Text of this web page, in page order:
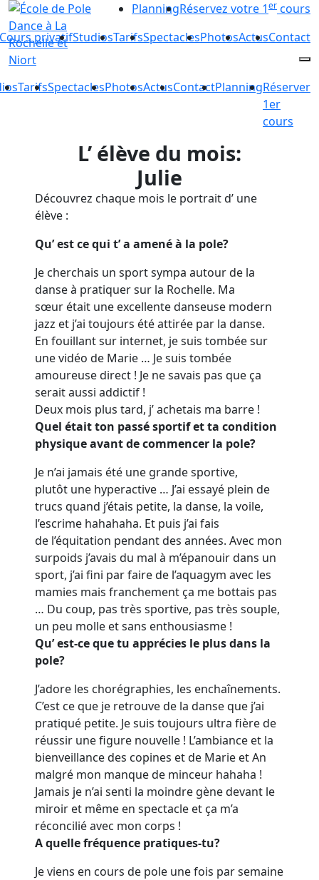
PlanningRéservez votre 1ercours
privatifStudiosTarifsSpectaclesPhotosActusContact
TarifsSpectaclesPhotosActusContactPlanningRéserver
1er
cours
L’ élève du mois:
Julie
Découvrez chaque mois le portrait d’ une
élève :
Qu’ est ce qui t’ a amené à la pole?
Je cherchais un sport sympa autour de la
danse à pratiquer sur la Rochelle. Ma
sœur était une excellente danseuse modern
jazz et j’ai toujours été attirée par la danse.
En fouillant sur internet, je suis tombée sur
une vidéo de Marie … Je suis tombée
amoureuse direct ! Je ne savais pas que ça
serait aussi addictif !
Deux mois plus tard, j’ achetais ma barre !
Quel était ton passé sportif et ta condition
physique avant de commencer la pole?
Je n’ai jamais été une grande sportive,
plutôt une hyperactive … J’ai essayé plein de
trucs quand j’étais petite, la danse, la voile,
l’escrime hahahaha. Et puis j’ai fais
de l’équitation pendant des années. Avec mon
surpoids j’avais du mal à m’épanouir dans un
sport, j’ai fini par faire de l’aquagym avec les
mamies mais franchement ça me bottais pas
… Du coup, pas très sportive, pas très souple,
un peu molle et sans enthousiasme !
Qu’ est-ce que tu apprécies le plus dans la
pole?
J’adore les chorégraphies, les enchaînements.
C’est ce que je retrouve de la danse que j’ai
pratiqué petite. Je suis toujours ultra fière de
réussir une figure nouvelle ! L’ambiance et la
bienveillance des copines et de Marie et An
malgré mon manque de minceur hahaha !
Jamais je n’ai senti la moindre gène devant le
miroir et même en spectacle et ça m’a
réconcilié avec mon corps !
A quelle fréquence pratiques-tu?
Je viens en cours de pole une fois par semaine